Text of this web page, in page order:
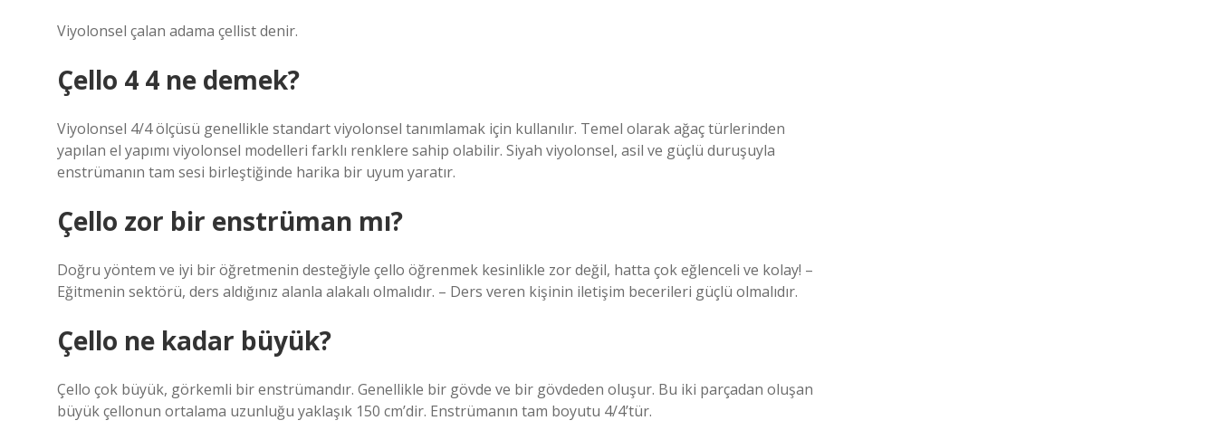
Viyolonsel çalan adama çellist denir.
Çello 4 4 ne demek?
Viyolonsel 4/4 ölçüsü genellikle standart viyolonsel tanımlamak için kullanılır. Temel olarak ağaç türlerinden
yapılan el yapımı viyolonsel modelleri farklı renklere sahip olabilir. Siyah viyolonsel, asil ve güçlü duruşuyla
enstrümanın tam sesi birleştiğinde harika bir uyum yaratır.
Çello zor bir enstrüman mı?
Doğru yöntem ve iyi bir öğretmenin desteğiyle çello öğrenmek kesinlikle zor değil, hatta çok eğlenceli ve kolay! –
Eğitmenin sektörü, ders aldığınız alanla alakalı olmalıdır. – Ders veren kişinin iletişim becerileri güçlü olmalıdır.
Çello ne kadar büyük?
Çello çok büyük, görkemli bir enstrümandır. Genellikle bir gövde ve bir gövdeden oluşur. Bu iki parçadan oluşan
büyük çellonun ortalama uzunluğu yaklaşık 150 cm’dir. Enstrümanın tam boyutu 4/4’tür.